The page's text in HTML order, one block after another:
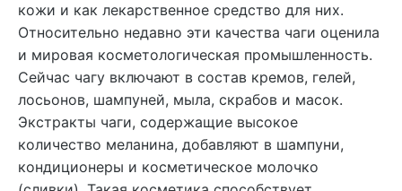
кожи и как лекарственное средство для них.
Относительно недавно эти качества чаги оценила
и мировая косметологическая промышленность.
Сейчас чагу включают в состав кремов, гелей,
лосьонов, шампуней, мыла, скрабов и масок.
Экстракты чаги, содержащие высокое
количество меланина, добавляют в шампуни,
кондиционеры и косметическое молочко